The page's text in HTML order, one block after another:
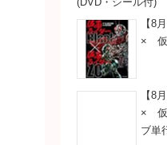
【8
× 仮
【8
× 仮
ブ単